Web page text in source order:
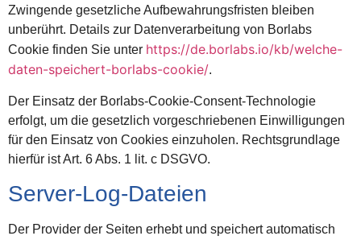
Zwingende gesetzliche Aufbewahrungsfristen bleiben
unberührt. Details zur Datenverarbeitung von Borlabs
Cookie finden Sie unter https://de.borlabs.io/kb/welche-
daten-speichert-borlabs-cookie/.
Der Einsatz der Borlabs-Cookie-Consent-Technologie
erfolgt, um die gesetzlich vorgeschriebenen Einwilligungen
für den Einsatz von Cookies einzuholen. Rechtsgrundlage
hierfür ist Art. 6 Abs. 1 lit. c DSGVO.
Server-Log-Dateien
Der Provider der Seiten erhebt und speichert automatisch